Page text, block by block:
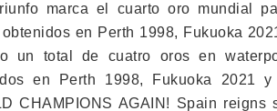
marca el cuarto oro mundial
en Perth 1998, Fukuoka
un total de cuatro oros en
en Perth 1998, Fukuoka 2021
CHAMPIONS AGAIN! Spain reigns